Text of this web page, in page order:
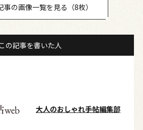
事の画像一覧を見る（8枚）
この記事を書いた人
大人のおしゃれ手帖編集部